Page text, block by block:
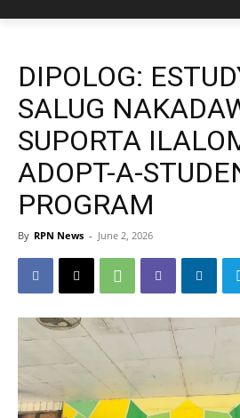
DIPOLOG:
SALUG
SUPORTA
ADOPT-A-
PROGRAM
By RPN News - June 2, 2026